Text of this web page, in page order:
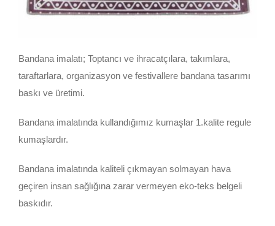
Bandana imalatı; Toptancı ve ihracatçılara, takımlara,
taraftarlara, organizasyon ve festivallere bandana tasarımı
baskı ve üretimi.
Bandana imalatında kullandığımız kumaşlar 1.kalite regule
kumaşlardır.
Bandana imalatında kaliteli çıkmayan solmayan hava
geçiren insan sağlığına zarar vermeyen eko-teks belgeli
baskıdır.